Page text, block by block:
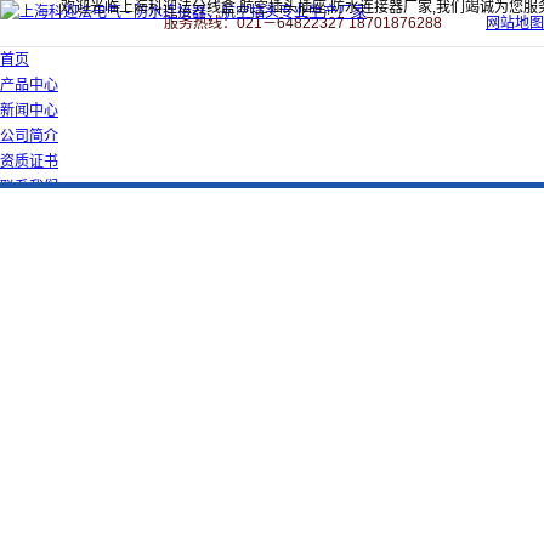
欢迎光临上海科迎法分线盒,航空插头插座,防水连接器厂家,我们竭诚为您服
服务热线：021－64822327 18701876288
网站地图
首页
产品中心
新闻中心
公司简介
资质证书
联系我们